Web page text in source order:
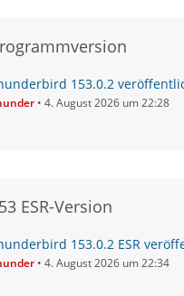
153.0.2
4. August 2026 um 22:28
ESR-Version
153.0.2 ESR
4. August 2026 um 22:34